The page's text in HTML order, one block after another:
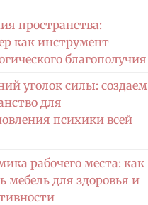
пространства:
как инструмент
благополучия
уголок силы: создаем
для
психики всей
рабочего места: как
мебель для здоровья и